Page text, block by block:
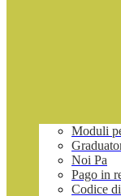
Moduli
Noi Pa
Pago in
Codice